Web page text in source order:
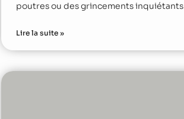
poutres ou des grincements inquiétants
Lire la suite »